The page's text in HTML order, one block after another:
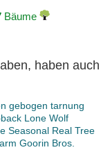
Bäume
haben auch